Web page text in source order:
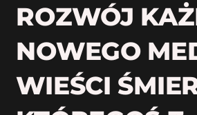
ROZWÓJ
NOWEGO
WIEŚCI